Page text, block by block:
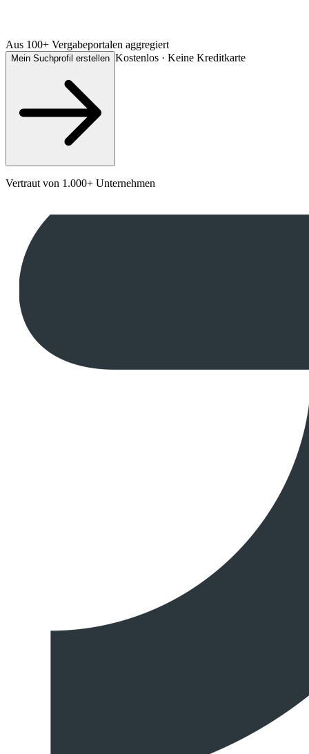
Aus 100+ Vergabeportalen aggregiert
Mein Suchprofil erstellen Kostenlos · Keine Kreditkarte
Vertraut von 1.000+ Unternehmen